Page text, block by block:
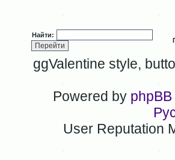
Найти:
ggValentine style,
Powered by phpBB
User Reputation